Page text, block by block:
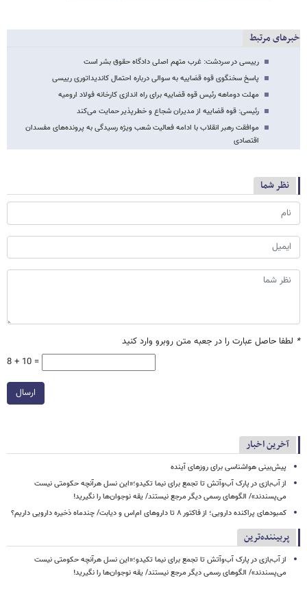
خبرهای مرتبط
رییسی در سردشت: غرب متهم اصلی دادگاه حقوق بشر است
پاسخ سخنگوی قوه قضاییه به سوالی درباره احتمال کاندیداتوری رییسی
مهلت دوماهه رئیس قوه قضاییه برای راه اندازی کارخانه فولاد ارومیه
رئیسی: قوه قضاییه از مدیران شجاع و خطرپذیر حمایت می‌کند
موافقت رهبر انقلاب با ادامه فعالیت شعب ویژه رسیدگی به پرونده‌های مفسدان
اقتصادی
نظر شما
* لطفا حاصل عبارت را در جعبه متن روبرو وارد کنید
8 + 10 =
ارسال
آخرین اخبار
پیش‌بینی هواشناسی برای روزهای آینده
از آب‌بازی در پارک آب‌وآتش تا تجمع برای نیما تکیدو؛«این نسل هرآنچه حکومتی نیست
می‌پسندند»/ الگوهای رسمی دیگر مرجع نیستند/ یقه نوجوان‌ها را نگیرید!
کمبودهای پراکنده دارویی؛ از فاکتور ۸ تا داروهای ام‌اس و دیابت/ چندماه ذخیره دارویی داریم؟
پربیننده‌ترین
از آب‌بازی در پارک آب‌وآتش تا تجمع برای نیما تکیدو؛«این نسل هرآنچه حکومتی نیست
می‌پسندند»/ الگوهای رسمی دیگر مرجع نیستند/ یقه نوجوان‌ها را نگیرید!